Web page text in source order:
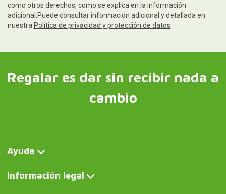
como otros derechos, como se explica en la información
adicional.Puede consultar información adicional y detallada en
nuestra Política de privacidad y protección de datos
Regalar es dar sin recibir nada a
cambio
Ayuda
Información legal